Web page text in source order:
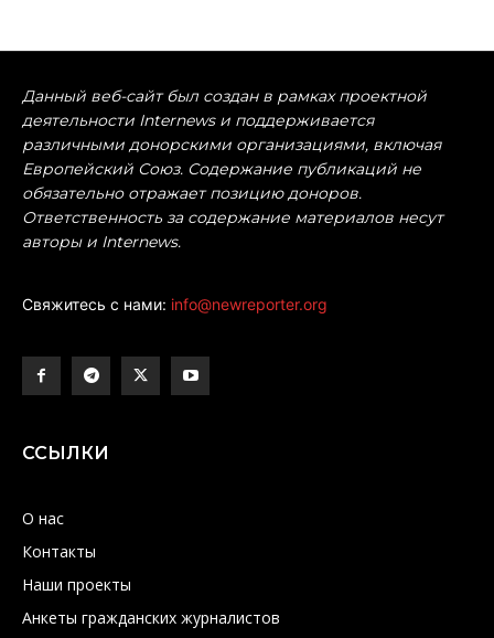
Данный веб-сайт был создан в рамках проектной
деятельности Internews и поддерживается
различными донорскими организациями, включая
Европейский Союз. Содержание публикаций не
обязательно отражает позицию доноров.
Ответственность за содержание материалов несут
авторы и Internews.
Свяжитесь с нами: info@newreporter.org
ССЫЛКИ
О нас
Контакты
Наши проекты
Анкеты гражданских журналистов